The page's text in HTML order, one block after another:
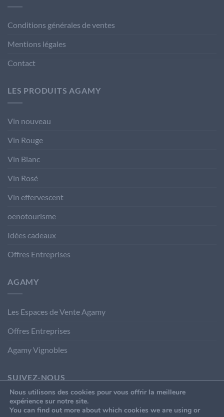
Conditions générales de ventes
Mentions légales
Contact
LES PRODUITS AGAMY
Vin nouveau
Vin Rouge
Vin Blanc
Vin Rosé
Vin effervescent
oenotourisme
Idées cadeaux
Offres Entreprises
AGAMY
Les Espaces de Vente Agamy
Offres Entreprises
Agamy Vignobles
SUIVEZ-NOUS
Nous utilisons des cookies pour vous offrir la meilleure
expérience sur notre site.
You can find out more about which cookies we are using or